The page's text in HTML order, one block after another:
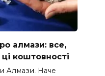
алмази: все,
коштовності
Алмази. Наче